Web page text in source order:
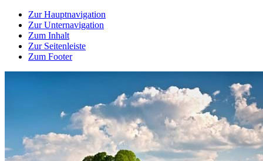
Zur Hauptnavigation
Zur Unternavigation
Zum Inhalt
Zur Seitenleiste
Zum Footer